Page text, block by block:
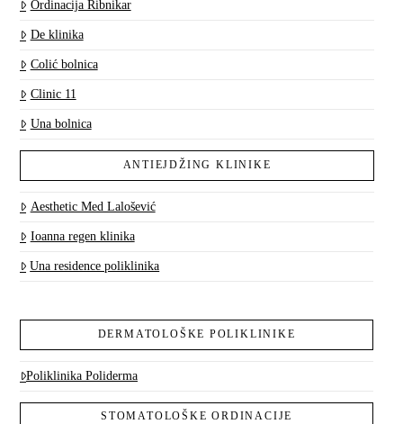
Ordinacija Ribnikar
De klinika
Colić bolnica
Clinic 11
Una bolnica
ANTIEJDŽING KLINIKE
Aesthetic Med Lalošević
Ioanna regen klinika
Una residence poliklinika
DERMATOLOŠKE POLIKLINIKE
Poliklinika Poliderma
STOMATOLOŠKE ORDINACIJE